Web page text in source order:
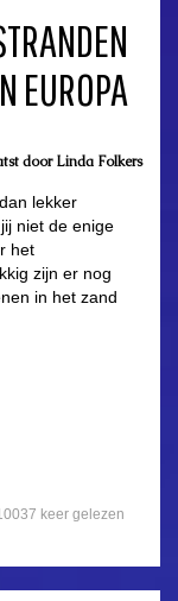
EUROPA
doorLinda Folkers
lekker
niet de enige
het
zijn er nog
in het zand
keer gelezen